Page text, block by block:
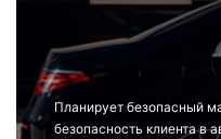
Планирует безопасный
безопасность клиента в